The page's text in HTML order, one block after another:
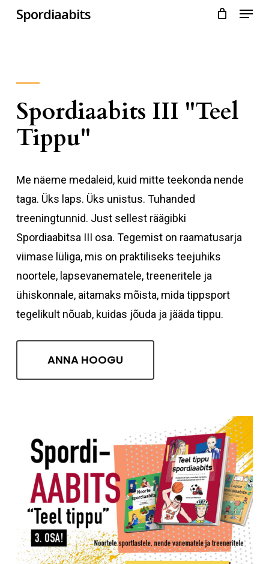
SkipSpordiaabits Menu
Spordiaabits III "Teel
Tippu"
Me näeme medaleid, kuid mitte teekonda nende
taga. Üks laps. Üks unistus. Tuhanded
treeningtunnid. Just sellest räägibki
Spordiaabitsa III osa. Tegemist on raamatusarja
viimase lüliga, mis on praktiliseks teejuhiks
noortele, lapsevanematele, treeneritele ja
ühiskonnale, aitamaks mõista, mida tippsport
tegelikult nõuab, kuidas jõuda ja jääda tippu.
ANNA HOOGU